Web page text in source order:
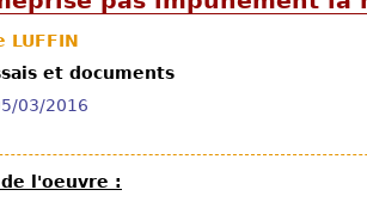
LUFFIN
et documents
03/2016
l'oeuvre :